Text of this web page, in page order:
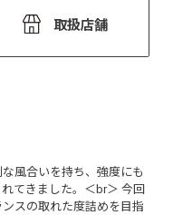
取扱店舗
風合いを持ち、強度にも
てきました。＜br＞ 今回
スの取れた度詰めを目指